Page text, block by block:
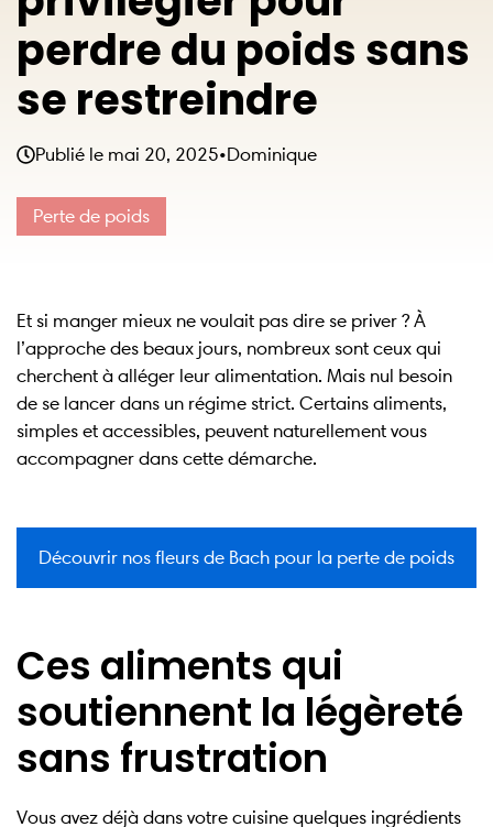
perdre du poids sans
se restreindre
Publié le mai 20, 2025•Dominique
Perte de poids
Et si manger mieux ne voulait pas dire se priver ? À
l’approche des beaux jours, nombreux sont ceux qui
cherchent à alléger leur alimentation. Mais nul besoin
de se lancer dans un régime strict. Certains aliments,
simples et accessibles, peuvent naturellement vous
accompagner dans cette démarche.
Découvrir nos fleurs de Bach pour la perte de poids
Ces aliments qui
soutiennent la légèreté
sans frustration
Vous avez déjà dans votre cuisine quelques ingrédients